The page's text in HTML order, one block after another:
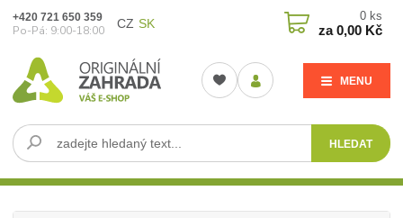
CZ SK
MENU
HLEDAT
+420 721 650 359
Po-Pá: 9:00-18:00
0 ks
za0,00 Kč